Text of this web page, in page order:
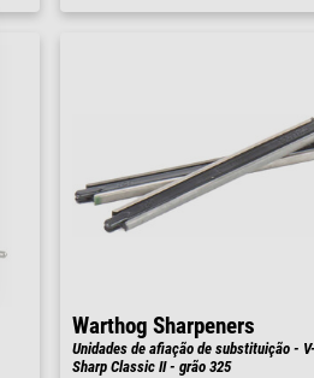
Warthog Sharpeners
Unidades de afiação de substituição - V-
Sharp Classic II - grão 325